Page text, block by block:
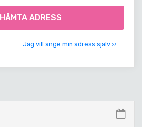
HÄMTA ADRESS
Jag vill ange min adress själv ››